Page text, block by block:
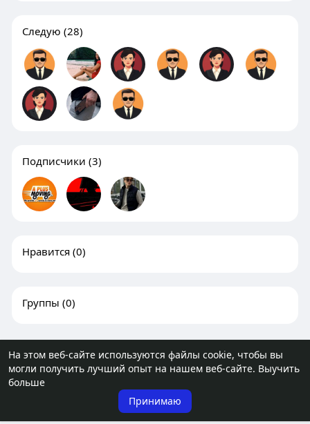
На этом веб-сайте используются файлы cookie, чтобы вы
могли получить лучший опыт на нашем веб-сайте. Выучить
больше
Принимаю
Следую (28)
Подписчики (3)
Нравится (0)
Группы (0)
© 2026 molodost.bz
Главная
Контакты Политика
Бизнес блог
Удаленная работа